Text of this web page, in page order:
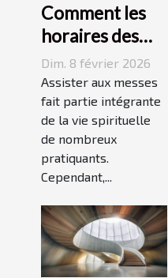
Comment les
horaires des
messes
facilitent la vie
des pratiquants
?
Dim. 8 février 2026
Assister aux messes
fait partie intégrante
de la vie spirituelle
de nombreux
pratiquants.
Cependant,...